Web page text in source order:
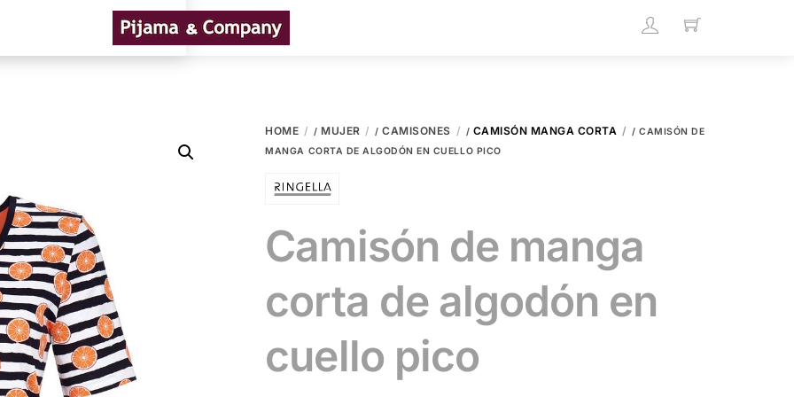
Menu
HOME / MUJER /CAMISONES / CAMISÓN MANGA CORTA
/ CAMISÓN DE
MANGA CORTA DE ALGODÓN EN CUELLO PICO
Camisón de manga
corta de algodón en
cuello pico